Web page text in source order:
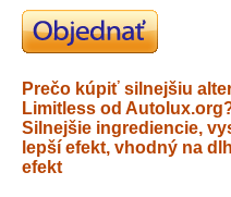
Prečo kúpiť silnejšiu
Limitless od
Silnejšie ingrediencie,
lepší efekt, vhodný na
efekt